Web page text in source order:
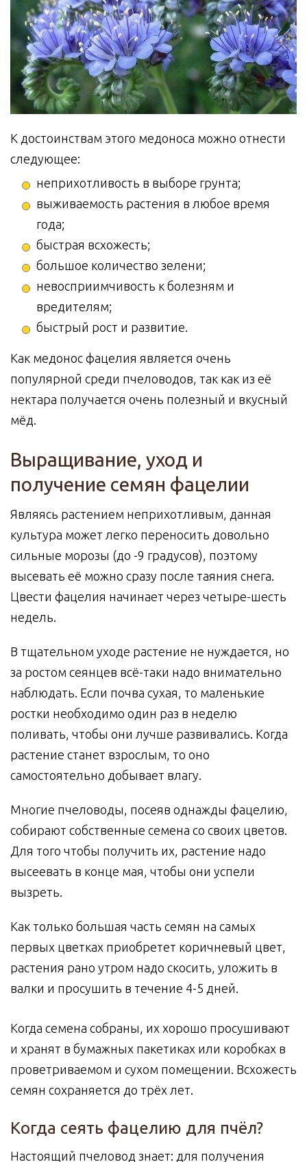
К достоинствам этого медоноса можно отнести
следующее:
неприхотливость в выборе грунта;
выживаемость растения в любое время
года;
быстрая всхожесть;
большое количество зелени;
невосприимчивость к болезням и
вредителям;
быстрый рост и развитие.
Как медонос фацелия является очень
популярной среди пчеловодов, так как из её
нектара получается очень полезный и вкусный
мёд.
Выращивание, уход и
получение семян фацелии
Являясь растением неприхотливым, данная
культура может легко переносить довольно
сильные морозы (до -9 градусов), поэтому
высевать её можно сразу после таяния снега.
Цвести фацелия начинает через четыре-шесть
недель.
В тщательном уходе растение не нуждается, но
за ростом сеянцев всё-таки надо внимательно
наблюдать. Если почва сухая, то маленькие
ростки необходимо один раз в неделю
поливать, чтобы они лучше развивались. Когда
растение станет взрослым, то оно
самостоятельно добывает влагу.
Многие пчеловоды, посеяв однажды фацелию,
собирают собственные семена со своих цветов.
Для того чтобы получить их, растение надо
высеевать в конце мая, чтобы они успели
вызреть.
Как только большая часть семян на самых
первых цветках приобретет коричневый цвет,
растения рано утром надо скосить, уложить в
валки и просушить в течение 4-5 дней.
Когда семена собраны, их хорошо просушивают
и хранят в бумажных пакетиках или коробках в
проветриваемом и сухом помещении. Всхожесть
семян сохраняется до трёх лет.
Когда сеять фацелию для пчёл?
Настоящий пчеловод знает: для получения